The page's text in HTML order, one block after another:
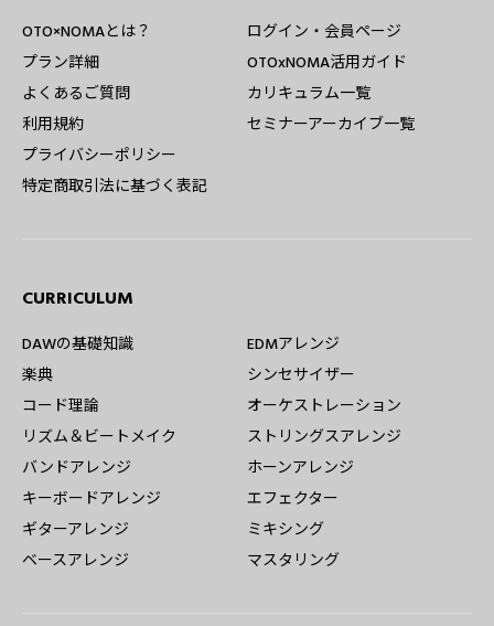
OTO×NOMAとは？
プラン詳細
よくあるご質問
利用規約
プライバシーポリシー
特定商取引法に基づく表記
ログイン・会員ページ
OTOxNOMA活用ガイド
カリキュラム一覧
セミナーアーカイブ一覧
CURRICULUM
DAWの基礎知識
楽典
コード理論
リズム＆ビートメイク
バンドアレンジ
キーボードアレンジ
ギターアレンジ
ベースアレンジ
EDMアレンジ
シンセサイザー
オーケストレーション
ストリングスアレンジ
ホーンアレンジ
エフェクター
ミキシング
マスタリング